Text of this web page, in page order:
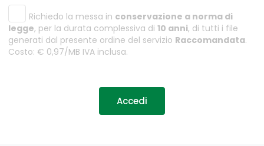
Richiedo la messa in conservazione a norma di
legge, per la durata complessiva di 10 anni, di tutti i file
generati dal presente ordine del servizio Raccomandata.
Costo: € 0,97/MB IVA inclusa.
Accedi